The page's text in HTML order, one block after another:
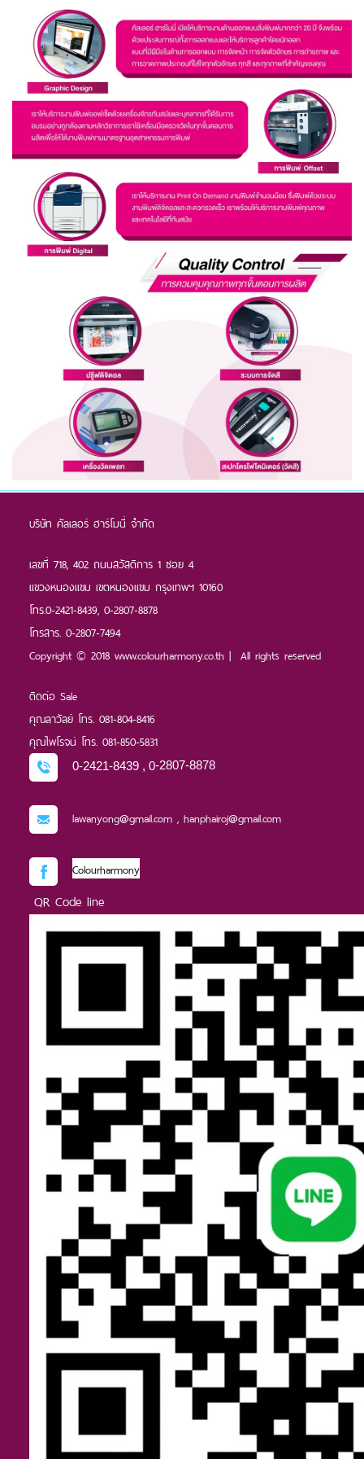
บริษัท คัลเลอร์ ฮาร์โมนี่ จำกัด
เลขที่ 718, 402 ถนนสวัสดิการ 1 ซอย 4
แขวงหนองแขม เขตหนองแขม กรุงเทพฯ 10160
โทร.0-2421-8439, 0-2807-8878
โทรสาร. 0-2807-7494
Copyright © 2018 www.colourharmony.co.th | All rights reserved
ติดต่อ Sale
คุณลาวัลย์ โทร. 081-804-8416
คุณไพโรจน์ โทร. 081-850-5831
0-2421-8439 , 0-2807-8878
lawanyong@gmail.com , hanphairoj@gmail.com
Colourharmony
QR Code line